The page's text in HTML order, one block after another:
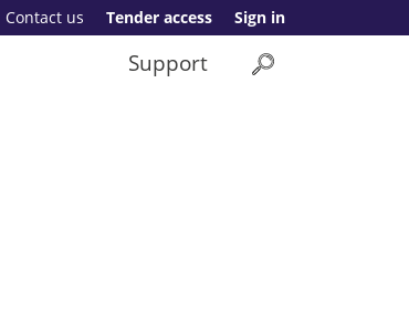
Sign in
Tender access
Contact us
Support